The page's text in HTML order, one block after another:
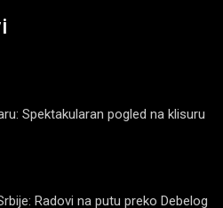
Spektakularan pogled na klisuru
Radovi na putu preko Debelog